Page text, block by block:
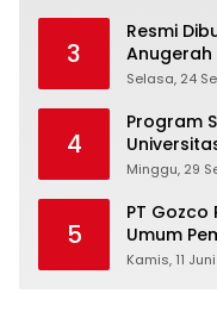
3
Resmi
Anugerah
Berkarya,
Selasa, 24
4
Program
Minggu, 29
5
PT
Umum
Paparan
Kamis, 11